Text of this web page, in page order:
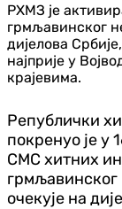
РХМЗ је
грмљавинског
дијелова
најприје у
крајевима.
Републички
покренуо је у
СМС хитних
грмљавинског
очекује на